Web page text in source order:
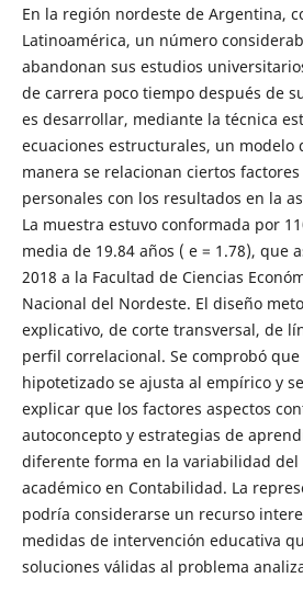
En la región nordeste de Argentina,
Latinoamérica, un número
abandonan sus estudios
de carrera poco tiempo después de
es desarrollar, mediante la técnica
ecuaciones estructurales, un modelo
manera se relacionan ciertos
personales con los resultados en la
La muestra estuvo conformada por
media de 19.84 años ( e = 1.78), que
2018 a la Facultad de Ciencias
Nacional del Nordeste. El diseño
explicativo, de corte transversal, de
perfil correlacional. Se comprobó
hipotetizado se ajusta al empírico y
explicar que los factores aspectos
autoconcepto y estrategias de
diferente forma en la variabilidad
académico en Contabilidad. La
podría considerarse un recurso
medidas de intervención educativa
soluciones válidas al problema